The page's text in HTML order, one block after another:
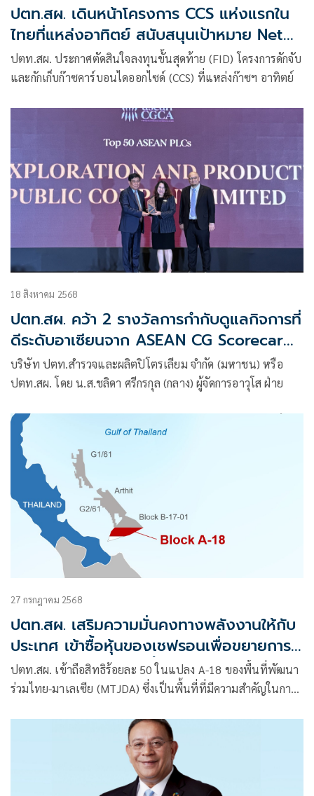
ปตท.สผ. เดินหน้าโครงการ CCS แห่งแรกใน
ไทยที่แหล่งอาทิตย์ สนับสนุนเป้าหมาย Net
Zero ของประเทศ
ปตท.สผ. ประกาศตัดสินใจลงทุนขั้นสุดท้าย (FID) โครงการดักจับ
และกักเก็บก๊าซคาร์บอนไดออกไซด์ (CCS) ที่แหล่งก๊าซฯ อาทิตย์
18 สิงหาคม 2568
ปตท.สผ. คว้า 2 รางวัลการกำกับดูแลกิจการที่
ดีระดับอาเซียนจาก ASEAN CG Scorecard
2567
บริษัท ปตท.สำรวจและผลิตปิโตรเลียม จำกัด (มหาชน) หรือ
ปตท.สผ. โดย น.ส.ชลิดา ศรีกรกุล (กลาง) ผู้จัดการอาวุโส ฝ่าย
27 กรกฎาคม 2568
ปตท.สผ. เสริมความมั่นคงทางพลังงานให้กับ
ประเทศ เข้าซื้อหุ้นของเชฟรอนเพื่อขยายการ
ลงทุนในแปลง A-18 พื้นที่พัฒนาร่วมไทย-
มาเลเซีย
ปตท.สผ. เข้าถือสิทธิร้อยละ 50 ในแปลง A-18 ของพื้นที่พัฒนา
ร่วมไทย-มาเลเซีย (MTJDA) ซึ่งเป็นพื้นที่ที่มีความสำคัญในการ
เสริมการเติบโตของบริษัท